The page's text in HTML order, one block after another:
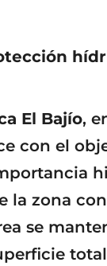
El Bajío,
con el
la zona
se